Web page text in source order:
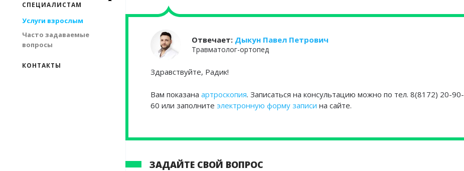
Отвечает: Дыкун Павел Петрович
Травматолог-ортопед
Здравствуйте, Радик!
Вам показана артроскопия. Записаться на консультацию можно по тел. 8(8172) 20-90-
60 или заполните электронную форму записи на сайте.
ЗАДАЙТЕ СВОЙ ВОПРОС
СПЕЦИАЛИСТАМ
Услуги взрослым
Часто задаваемые
вопросы
КОНТАКТЫ